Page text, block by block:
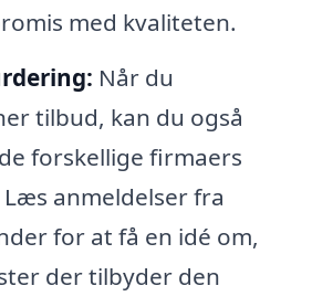
med kvaliteten.
Når du
tilbud, kan du også
forskellige firmaers
anmeldelser fra
for at få en idé om,
der tilbyder den